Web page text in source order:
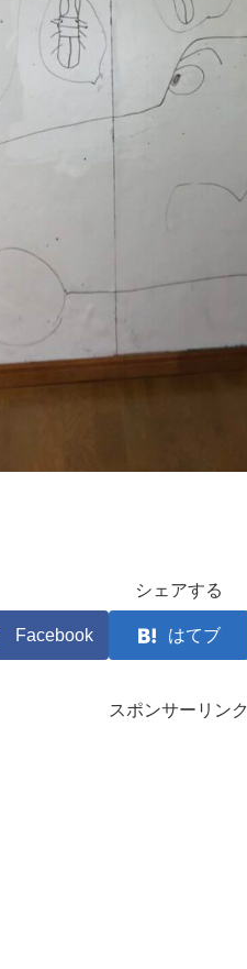
シェアする
Facebook はてブ
スポンサーリンク